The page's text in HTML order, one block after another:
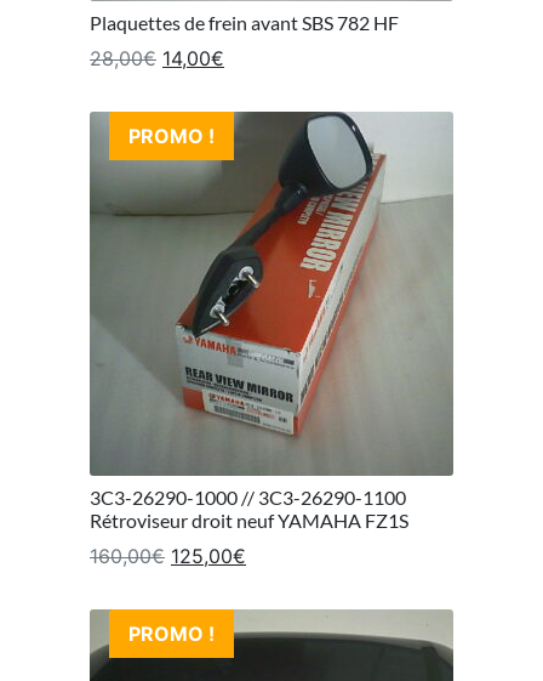
Plaquettes de frein avant SBS 782 HF
28,00€ Le prix initial était : 28,00€.
14,00€
PROMO !
3C3-26290-1000 // 3C3-26290-1100
Rétroviseur droit neuf YAMAHA FZ1S
160,00€ Le prix initial était : 160,00€.
125,00€
PROMO !